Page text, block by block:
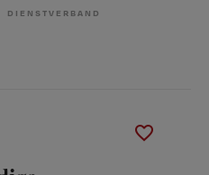
DIENSTVERBAND